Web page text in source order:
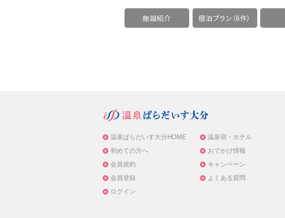
施設紹介 宿泊プラン（6件）
温泉ぱらだいす大分HOME
初めての方へ
会員規約
会員登録
ログイン
温泉宿・ホテル
おでかけ情報
キャンペーン
よくある質問